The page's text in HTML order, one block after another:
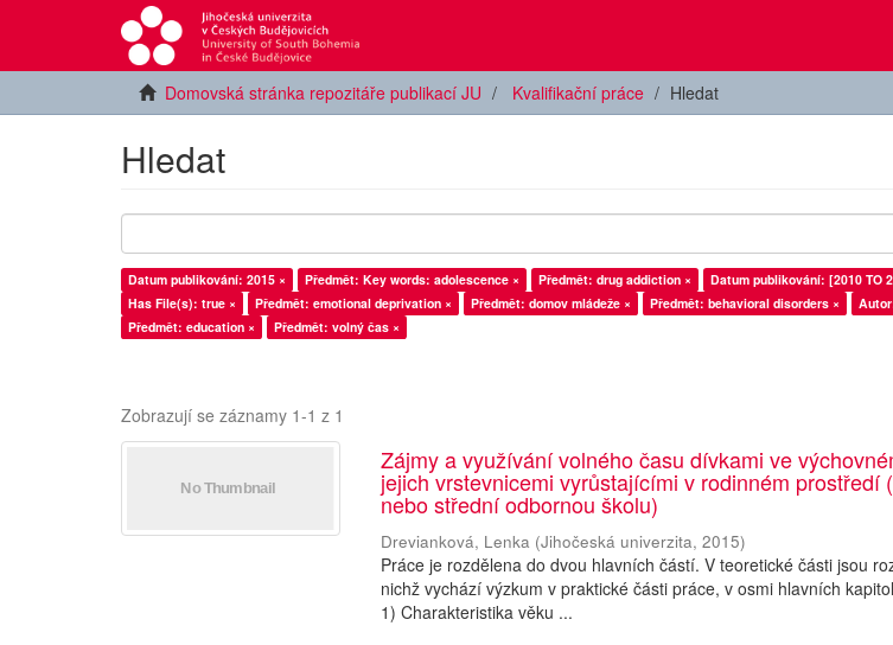
Domovská stránka repozitáře publikací JU Kvalifikační práce Hledat
Hledat
Datum publikování: 2015 × Předmět: Key words: adolescence × Předmět: drug addiction × Datum publikování: [2010 TO
Has File(s): true ×
Předmět: emotional deprivation × Předmět: domov mládeže × Předmět: behavioral disorders ×
Předmět: education ×
Předmět: volný čas ×
Zobrazují se záznamy 1-1 z 1
Zájmy a využívání volného času dívkami ve
jejich vrstevnicemi vyrůstajícími v rodinném prostředí
nebo střední odbornou školu)
Drevianková, Lenka (Jihočeská univerzita,2015)
Práce je rozdělena do dvou hlavních částí. V teoretické části jsou
nichž vychází výzkum v praktické části práce, v osmi hlavních
1) Charakteristika věku ...